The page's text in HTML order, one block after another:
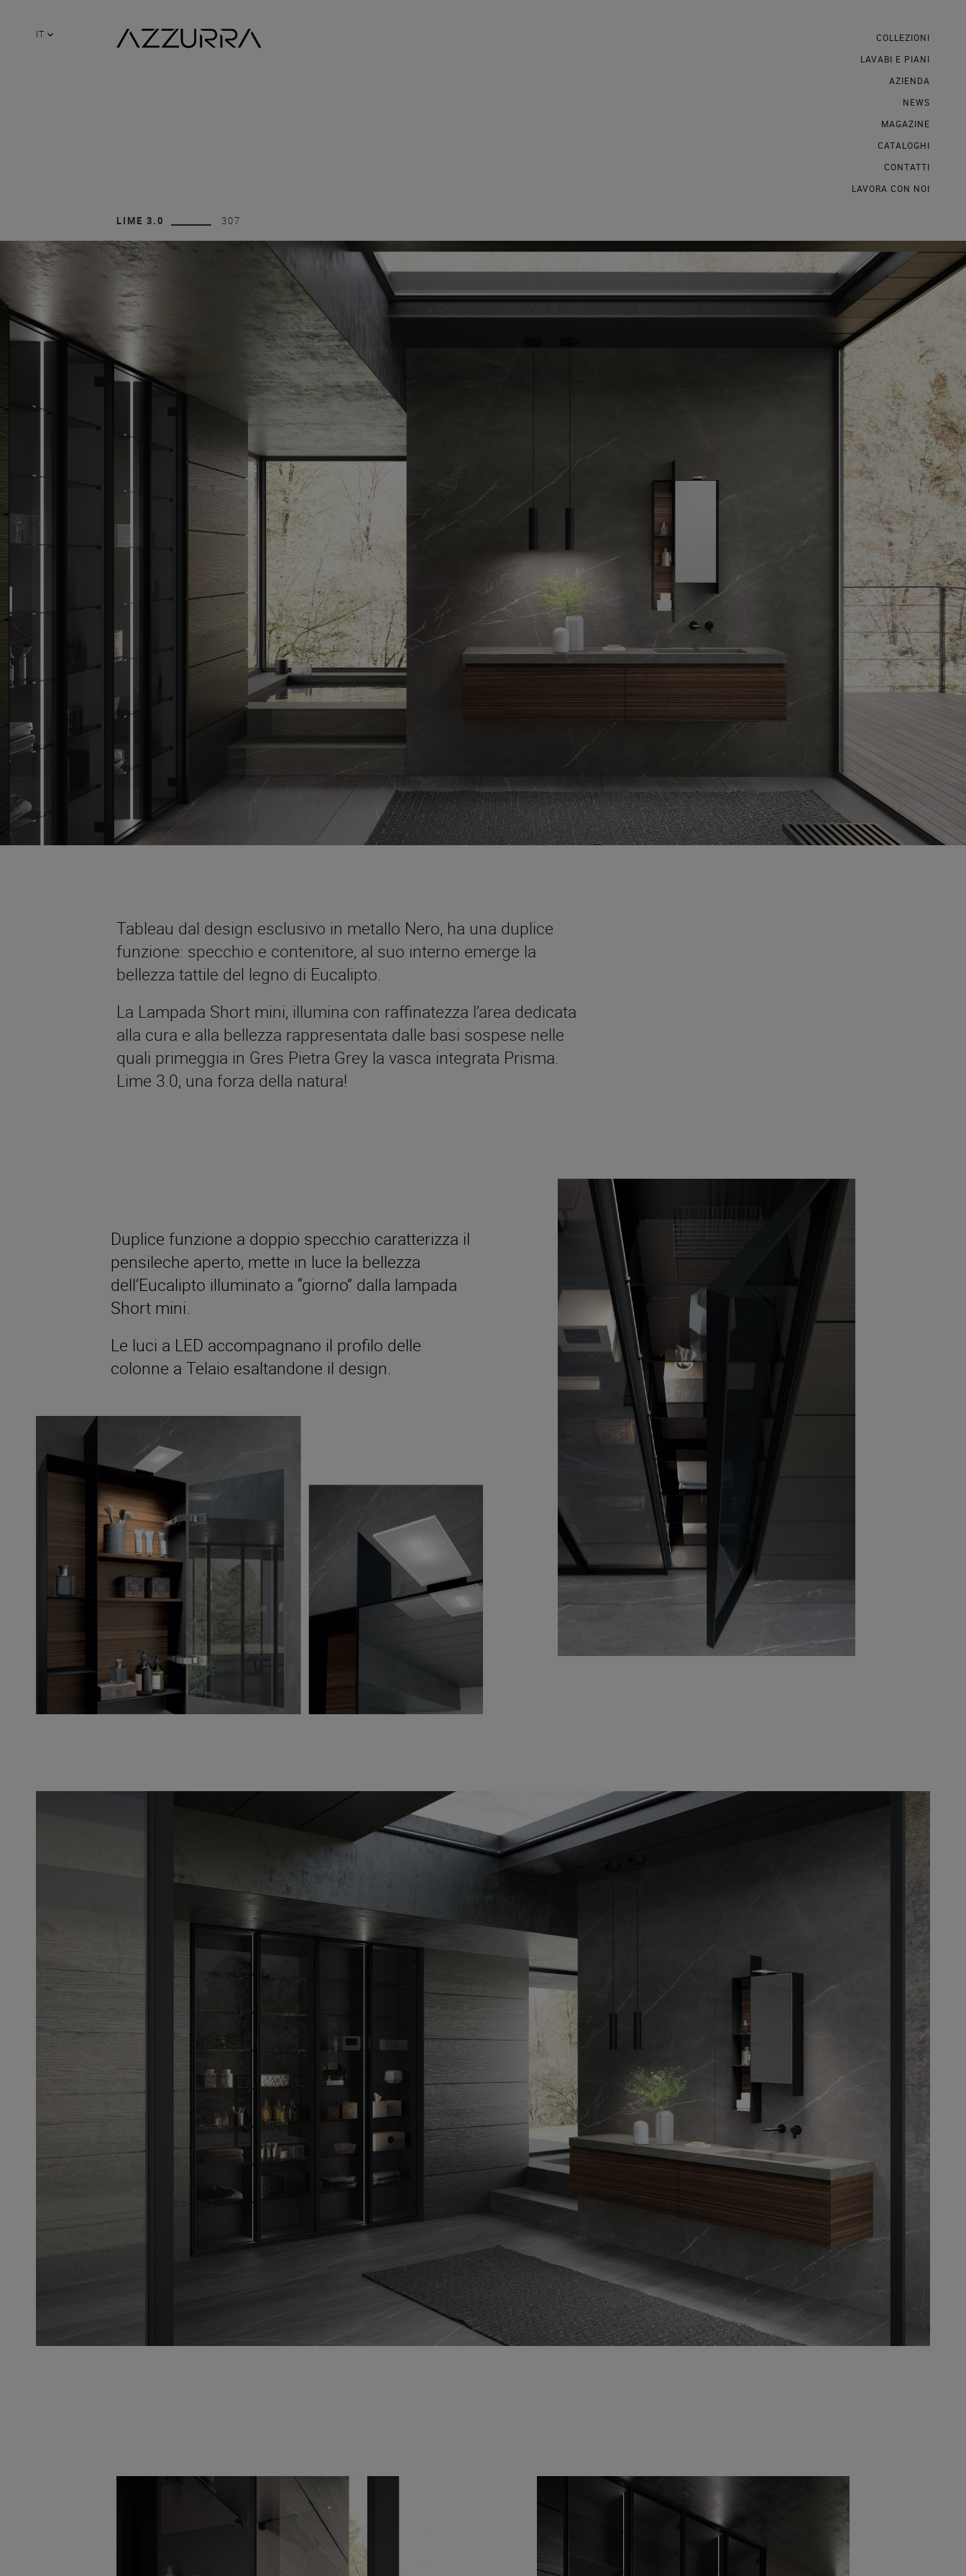
IT
COLLEZIONI
LAVABI E PIANI
AZIENDA
NEWS
MAGAZINE
CATALOGHI
CONTATTI
LAVORA CON NOI
LIME 3.0 307
Tableau dal design esclusivo in metallo Nero, ha una duplice
funzione: specchio e contenitore, al suo interno emerge la
bellezza tattile del legno di Eucalipto.
La Lampada Short mini, illumina con raffinatezza l’area dedicata
alla cura e alla bellezza rappresentata dalle basi sospese nelle
quali primeggia in Gres Pietra Grey la vasca integrata Prisma.
Lime 3.0, una forza della natura!
Duplice funzione a doppio specchio caratterizza il
pensileche aperto, mette in luce la bellezza
dell’Eucalipto illuminato a “giorno” dalla lampada
Short mini.
Le luci a LED accompagnano il profilo delle
colonne a Telaio esaltandone il design.